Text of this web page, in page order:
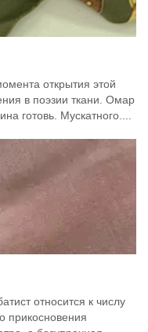
открытия этой
в поэзии ткани. Омар
готовь. Мускатного....
относится к числу
прикосновения